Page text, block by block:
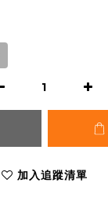
加入追蹤清單